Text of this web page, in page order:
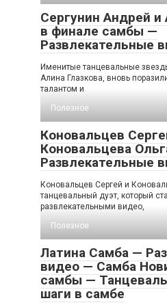
Сергунин Андрей и
в финале самбы —
Развлекательные
Именитые танцевальные
Алина Глазкова, вновь
талантом и
Полезное
Коновальцев
Коновальцева
Развлекательные
Коновальцев Сергей и
танцевальный дуэт, который
развлекательными видео,
Полезное
Латина Самба —
видео — Самба
самбы —
шаги в самбе